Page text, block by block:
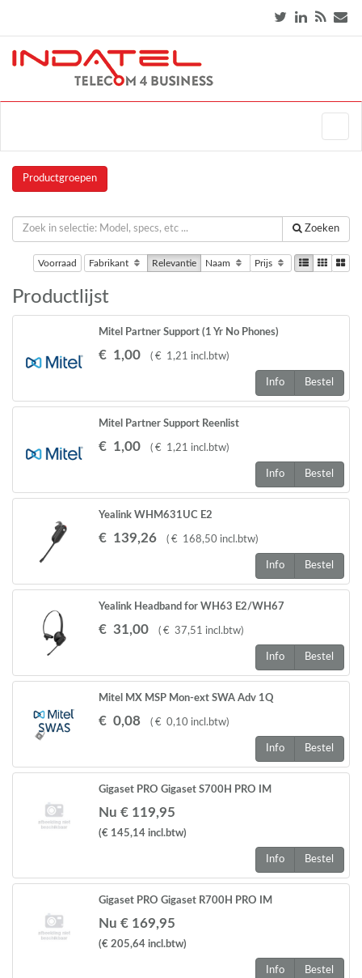
Productgroepen
Zoeken
Voorraad Fabrikant Relevantie Naam Prijs
Productlijst
Mitel Partner Support (1 Yr No Phones)
€ 1,00 ( € 1,21 incl.btw)
Info Bestel
Mitel Partner Support Reenlist
€ 1,00 ( € 1,21 incl.btw)
Info Bestel
Yealink WHM631UC E2
€ 139,26 ( € 168,50 incl.btw)
Info Bestel
Yealink Headband for WH63 E2/WH67
€ 31,00 ( € 37,51 incl.btw)
Info Bestel
Mitel MX MSP Mon-ext SWA Adv 1Q
€ 0,08 ( € 0,10 incl.btw)
Info Bestel
Gigaset PRO Gigaset S700H PRO IM
Nu € 119,95
(€ 145,14 incl.btw)
Info Bestel
Gigaset PRO Gigaset R700H PRO IM
Nu € 169,95
(€ 205,64 incl.btw)
Info Bestel